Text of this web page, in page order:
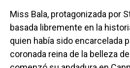
Miss Bala, protagonizada por
basada libremente en la
quien había sido encarcelada
coronada reina de la belleza